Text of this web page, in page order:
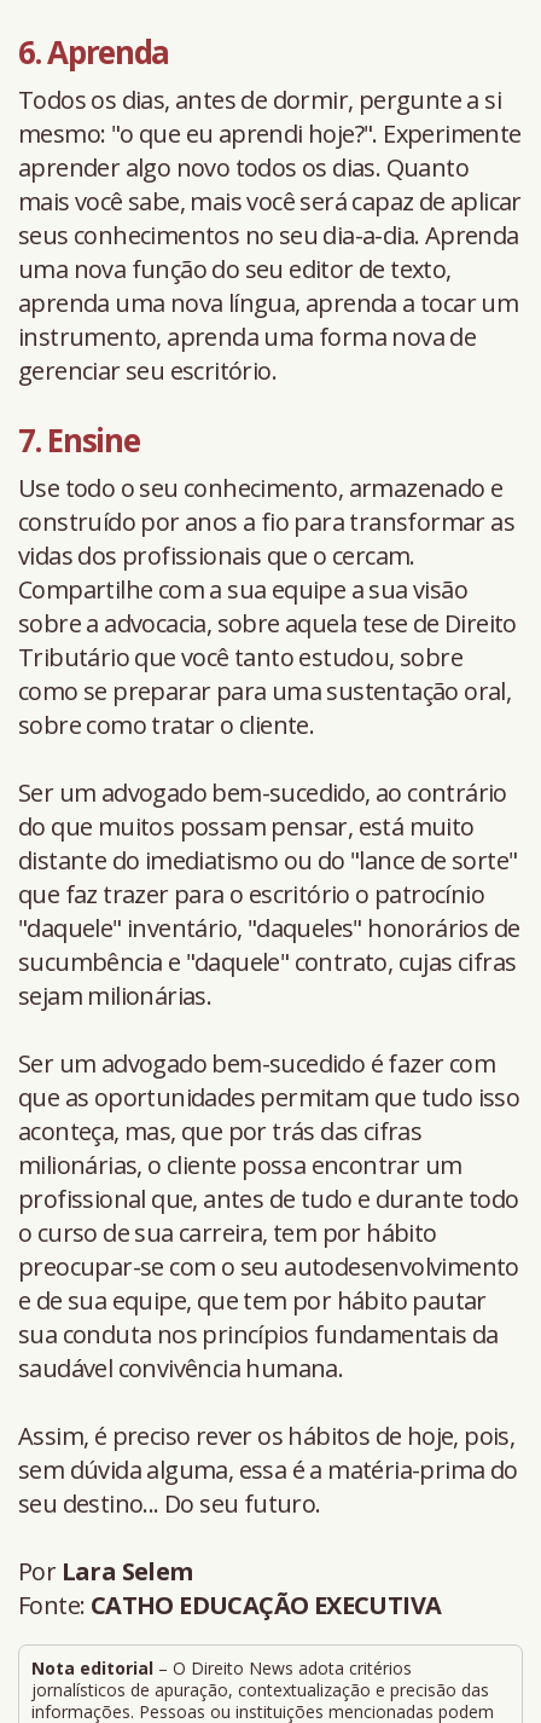
6. Aprenda
Todos os dias, antes de dormir, pergunte a si
mesmo: "o que eu aprendi hoje?". Experimente
aprender algo novo todos os dias. Quanto
mais você sabe, mais você será capaz de aplicar
seus conhecimentos no seu dia-a-dia. Aprenda
uma nova função do seu editor de texto,
aprenda uma nova língua, aprenda a tocar um
instrumento, aprenda uma forma nova de
gerenciar seu escritório.
7. Ensine
Use todo o seu conhecimento, armazenado e
construído por anos a fio para transformar as
vidas dos profissionais que o cercam.
Compartilhe com a sua equipe a sua visão
sobre a advocacia, sobre aquela tese de Direito
Tributário que você tanto estudou, sobre
como se preparar para uma sustentação oral,
sobre como tratar o cliente.
Ser um advogado bem-sucedido, ao contrário
do que muitos possam pensar, está muito
distante do imediatismo ou do "lance de sorte"
que faz trazer para o escritório o patrocínio
"daquele" inventário, "daqueles" honorários de
sucumbência e "daquele" contrato, cujas cifras
sejam milionárias.
Ser um advogado bem-sucedido é fazer com
que as oportunidades permitam que tudo isso
aconteça, mas, que por trás das cifras
milionárias, o cliente possa encontrar um
profissional que, antes de tudo e durante todo
o curso de sua carreira, tem por hábito
preocupar-se com o seu autodesenvolvimento
e de sua equipe, que tem por hábito pautar
sua conduta nos princípios fundamentais da
saudável convivência humana.
Assim, é preciso rever os hábitos de hoje, pois,
sem dúvida alguma, essa é a matéria-prima do
seu destino... Do seu futuro.
Por Lara Selem
Fonte: CATHO EDUCAÇÃO EXECUTIVA
Nota editorial – O Direito News adota critérios
jornalísticos de apuração, contextualização e precisão das
informações. Pessoas ou instituições mencionadas podem